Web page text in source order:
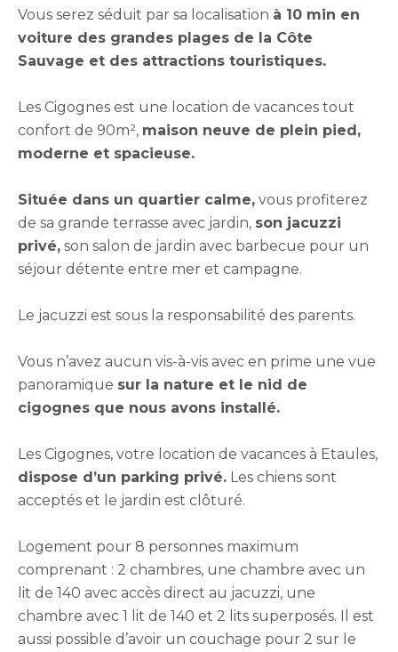
Vous serez séduit par sa localisation à 10 min en
voiture des grandes plages de la Côte
Sauvage et des attractions touristiques.
Les Cigognes est une location de vacances tout
confort de 90m², maison neuve de plein pied,
moderne et spacieuse.
Située dans un quartier calme, vous profiterez
de sa grande terrasse avec jardin, son jacuzzi
privé, son salon de jardin avec barbecue pour un
séjour détente entre mer et campagne.
Le jacuzzi est sous la responsabilité des parents.
Vous n’avez aucun vis-à-vis avec en prime une vue
panoramique sur la nature et le nid de
cigognes que nous avons installé.
Les Cigognes, votre location de vacances à Etaules,
dispose d’un parking privé. Les chiens sont
acceptés et le jardin est clôturé.
Logement pour 8 personnes maximum
comprenant : 2 chambres, une chambre avec un
lit de 140 avec accès direct au jacuzzi, une
chambre avec 1 lit de 140 et 2 lits superposés. Il est
aussi possible d’avoir un couchage pour 2 sur le